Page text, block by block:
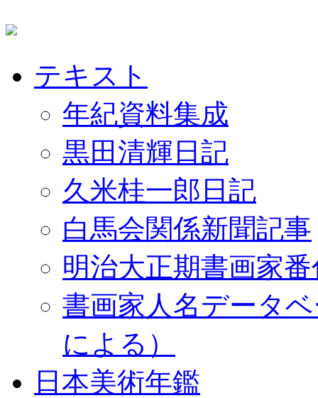
テキスト
年紀資料集成
黒田清輝日記
久米桂一郎日記
白馬会関係新聞記事
明治大正期書画家
書画家人名データ
による）
日本美術年鑑